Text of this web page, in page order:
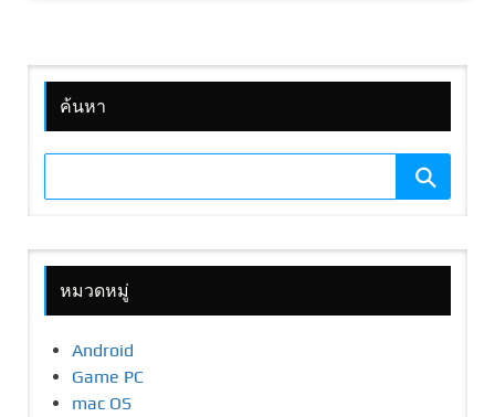
ค้นหา
หมวดหมู่
Android
Game PC
mac OS